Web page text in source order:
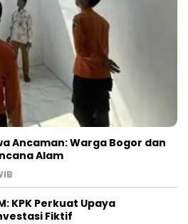
Ancaman: Warga Bogor dan
Alam
KPK Perkuat Upaya
Fiktif